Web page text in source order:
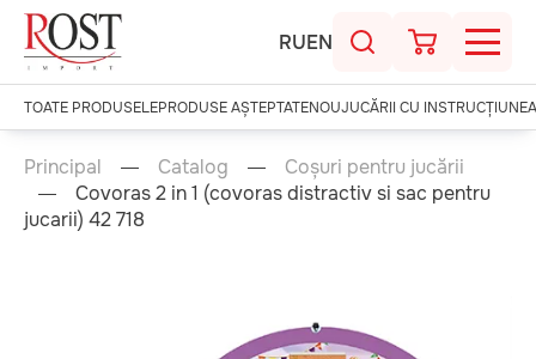
RUEN
TOATE PRODUSELEPRODUSE AȘTEPTATENOUJUCĂRII CU
Principal Catalog
Coșuri pentru jucării
Covoras 2 in 1 (covoras distractiv si sac pentru
jucarii) 42 718